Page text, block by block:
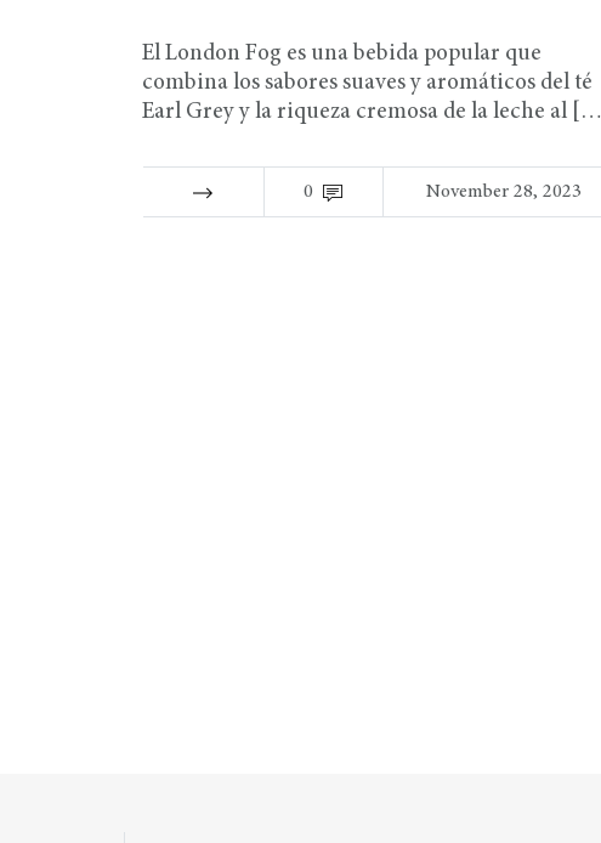
El London Fog es una bebida popular que
combina los sabores suaves y aromáticos del té
Earl Grey y la riqueza cremosa de la leche al […]
0 November 28, 2023